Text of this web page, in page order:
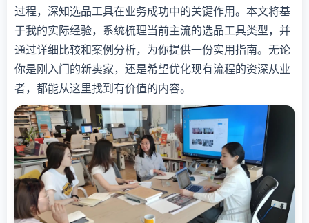
过程，深知选品工具在业务成功中的关键作用。本文将基
于我的实际经验，系统梳理当前主流的选品工具类型，并
通过详细比较和案例分析，为你提供一份实用指南。无论
你是刚入门的新卖家，还是希望优化现有流程的资深从业
者，都能从这里找到有价值的内容。